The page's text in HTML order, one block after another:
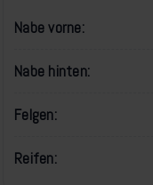
Nabe vorne:
Nabe hinten:
Felgen:
Reifen: